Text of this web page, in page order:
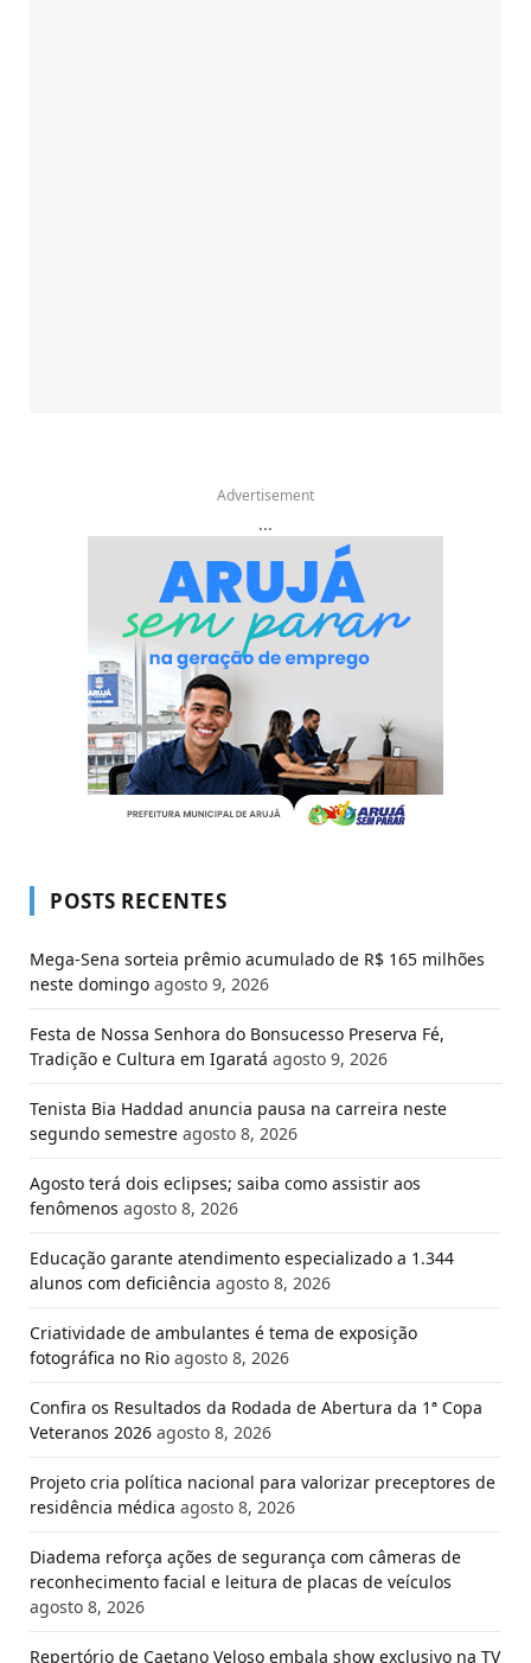
Advertisement
...
POSTS RECENTES
Mega-Sena sorteia prêmio acumulado de R$ 165 milhões
neste domingo agosto 9, 2026
Festa de Nossa Senhora do Bonsucesso Preserva Fé,
Tradição e Cultura em Igaratá agosto 9, 2026
Tenista Bia Haddad anuncia pausa na carreira neste
segundo semestre agosto 8, 2026
Agosto terá dois eclipses; saiba como assistir aos
fenômenos agosto 8, 2026
Educação garante atendimento especializado a 1.344
alunos com deficiência agosto 8, 2026
Criatividade de ambulantes é tema de exposição
fotográfica no Rio agosto 8, 2026
Confira os Resultados da Rodada de Abertura da 1ª Copa
Veteranos 2026 agosto 8, 2026
Projeto cria política nacional para valorizar preceptores de
residência médica agosto 8, 2026
Diadema reforça ações de segurança com câmeras de
reconhecimento facial e leitura de placas de veículos
agosto 8, 2026
Repertório de Caetano Veloso embala show exclusivo na TV